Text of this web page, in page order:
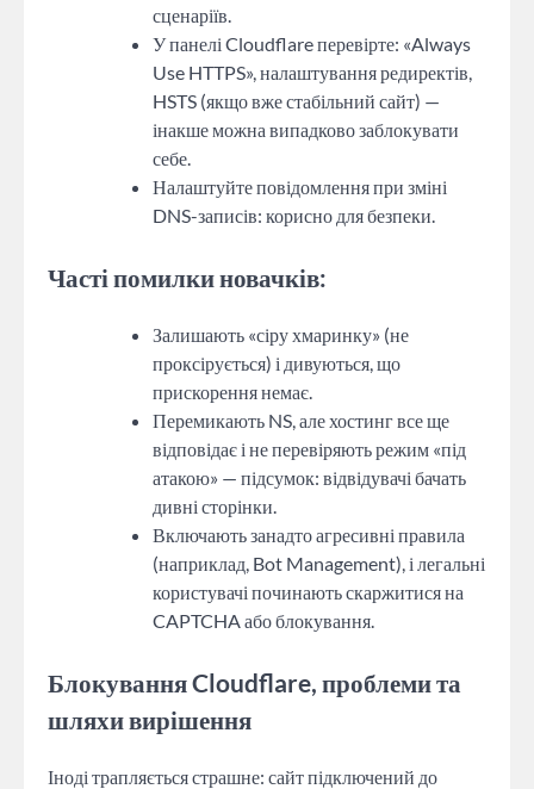
сценаріїв.
У панелі Cloudflare перевірте: «Always
Use HTTPS», налаштування редиректів,
HSTS (якщо вже стабільний сайт) —
інакше можна випадково заблокувати
себе.
Налаштуйте повідомлення при зміні
DNS-записів: корисно для безпеки.
Часті помилки новачків:
Залишають «сіру хмаринку» (не
проксірується) і дивуються, що
прискорення немає.
Перемикають NS, але хостинг все ще
відповідає і не перевіряють режим «під
атакою» — підсумок: відвідувачі бачать
дивні сторінки.
Включають занадто агресивні правила
(наприклад, Bot Management), і легальні
користувачі починають скаржитися на
CAPTCHA або блокування.
Блокування Cloudflare, проблеми та
шляхи вирішення
Іноді трапляється страшне: сайт підключений до